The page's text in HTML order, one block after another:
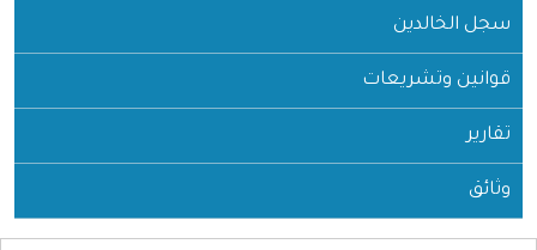
سجل الخالدين
قوانين وتشريعات
تقارير
وثائق